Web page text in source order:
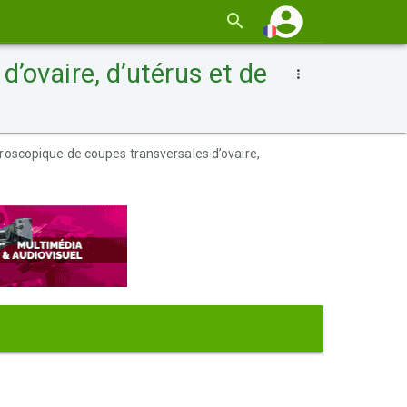
d’utérus et de
de coupes transversales d’ovaire,